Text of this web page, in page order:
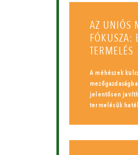
AZ UNIÓS
FÓKUSZA:
TERMELÉS
A méhészek
jelentősen
termelésük